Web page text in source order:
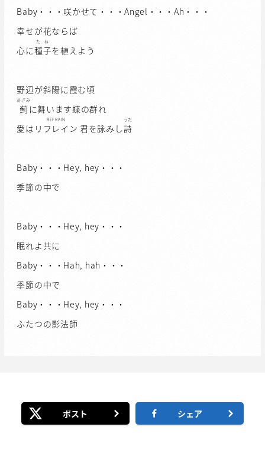
Baby・・・咲かせて・・・Angel・・・Ah・・・
幸せが花ならば
心に種子
たね
を植えよう
野辺が斜陽に霞む頃
薊
あざみ
に舞います蝶の群れ
愛は リフレイン
REFRAIN
君を詠みし詩
うた
Baby・・・Hey, hey・・・
季節の中で
Baby・・・Hey, hey・・・
眠れよ共に
Baby・・・Hah, hah・・・
季節の中で
Baby・・・Hey, hey・・・
ふたつの影法師
ポスト シェア